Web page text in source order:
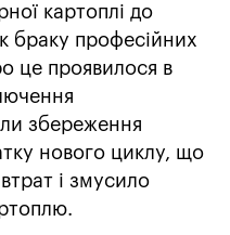
картоплі до
браку професійних
це проявилося в
збереження
нового циклу, що
і змусило